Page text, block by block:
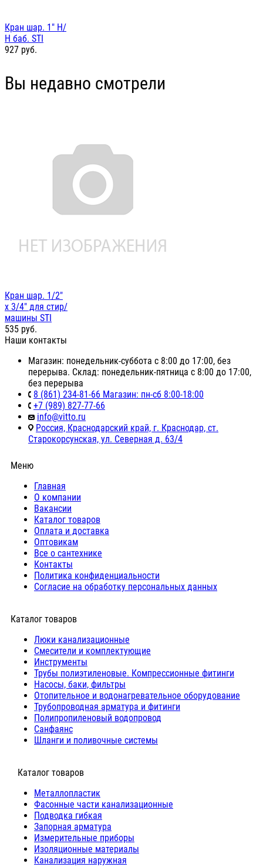
Кран шар. 1" Н/
Н баб. STI
927 руб.
Вы недавно смотрели
Кран шар. 1/2"
х 3/4" для стир/
машины STI
535 руб.
Наши контакты
Магазин: понедельник-суббота с 8:00 до 17:00, без
перерыва. Склад: понедельник-пятница с 8:00 до 17:00,
без перерыва
8 (861) 234-81-66 Магазин: пн-сб 8:00-18:00
+7 (989) 827-77-66
info@vitto.ru
Россия, Краснодарский край, г. Краснодар, ст.
Старокорсунская, ул. Северная д. 63/4
Меню
Главная
О компании
Вакансии
Каталог товаров
Оплата и доставка
Оптовикам
Все о сантехнике
Контакты
Политика конфиденциальности
Согласие на обработку персональных данных
Каталог товаров
Люки канализационные
Cмесители и комплектующие
Инструменты
Трубы полиэтиленовые. Компрессионные фитинги
Насосы, баки, фильтры
Отопительное и водонагревательное оборудование
Трубопроводная арматура и фитинги
Полипропиленовый водопровод
Санфаянс
Шланги и поливочные системы
⠀Каталог товаров
Металлопластик
Фасонные части канализационные
Подводка гибкая
Запорная арматура
Измерительные приборы
Изоляционные материалы
Канализация наружная